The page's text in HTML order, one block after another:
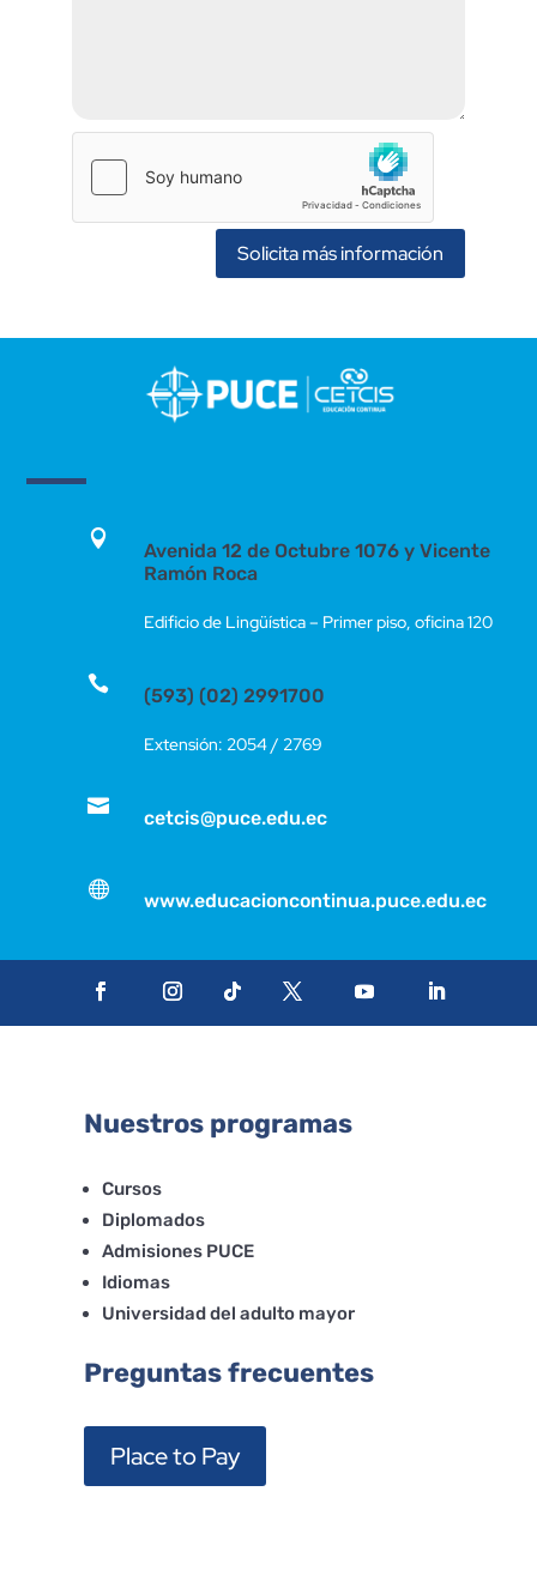
Solicita más información

Avenida 12 de Octubre 1076 y Vicente
Ramón Roca
Edificio de Lingüística – Primer piso, oficina 120

(593) (02) 2991700
Extensión: 2054 / 2769

cetcis@puce.edu.ec

www.educacioncontinua.puce.edu.ec
Nuestros programas
Cursos
Diplomados
Admisiones PUCE
Idiomas
Universidad del adulto mayor
Preguntas frecuentes
Place to Pay